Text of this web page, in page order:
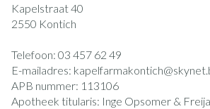
Kapelstraat 40
2550 Kontich
Telefoon: 03 457 62 49
E-mailadres: kapelfarmakontich@
APB nummer: 113106
Apotheek titularis: Inge Opsomer &